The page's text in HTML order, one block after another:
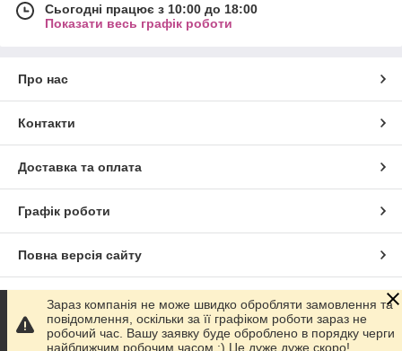
Сьогодні працює з 10:00 до 18:00
Показати весь графік роботи
Про нас
Контакти
Доставка та оплата
Графік роботи
Повна версія сайту
Сайт створено на маркетплейсі Prom.ua
Політика конфіденційності
Зараз компанія не може швидко обробляти замовлення та
повідомлення, оскільки за її графіком роботи зараз не
робочий час. Вашу заявку буде оброблено в порядку черги
найближчим робочим часом :) Це дуже дуже скоро!